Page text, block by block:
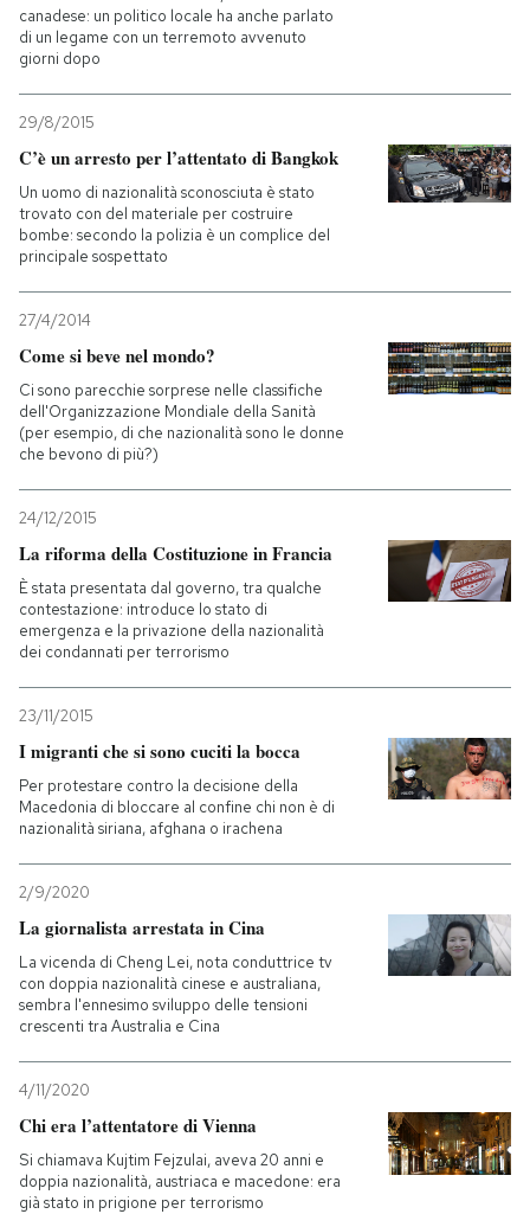
canadese: un politico locale ha anche parlato
di un legame con un terremoto avvenuto
giorni dopo
29/8/2015
C’è un arresto per l’attentato di Bangkok
Un uomo di nazionalità sconosciuta è stato
trovato con del materiale per costruire
bombe: secondo la polizia è un complice del
principale sospettato
27/4/2014
Come si beve nel mondo?
Ci sono parecchie sorprese nelle classifiche
dell'Organizzazione Mondiale della Sanità
(per esempio, di che nazionalità sono le donne
che bevono di più?)
24/12/2015
La riforma della Costituzione in Francia
È stata presentata dal governo, tra qualche
contestazione: introduce lo stato di
emergenza e la privazione della nazionalità
dei condannati per terrorismo
23/11/2015
I migranti che si sono cuciti la bocca
Per protestare contro la decisione della
Macedonia di bloccare al confine chi non è di
nazionalità siriana, afghana o irachena
2/9/2020
La giornalista arrestata in Cina
La vicenda di Cheng Lei, nota conduttrice tv
con doppia nazionalità cinese e australiana,
sembra l'ennesimo sviluppo delle tensioni
crescenti tra Australia e Cina
4/11/2020
Chi era l’attentatore di Vienna
Si chiamava Kujtim Fejzulai, aveva 20 anni e
doppia nazionalità, austriaca e macedone: era
già stato in prigione per terrorismo